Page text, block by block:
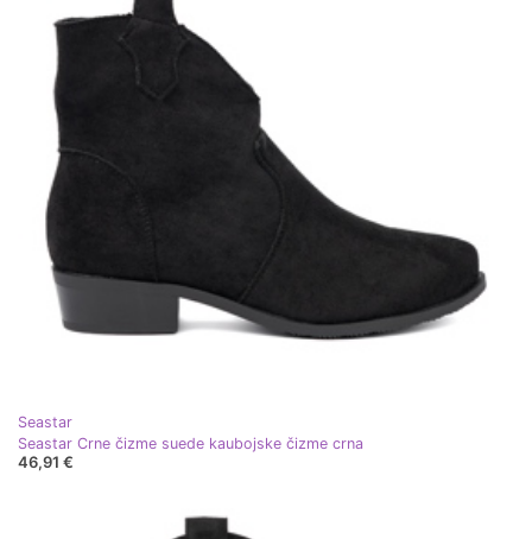
Seastar
Seastar Crne čizme suede kaubojske čizme crna
46,91 €